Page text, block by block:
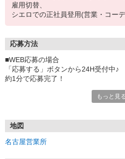
雇用切替、
シエロでの正社員登用(営業・コー
応募方法
■WEB応募の場合
「応募する」ボタンから24H受付中♪
約1分で応募完了！
①応募から3営業日を目安に、メール
もっと見
地図
名古屋営業所